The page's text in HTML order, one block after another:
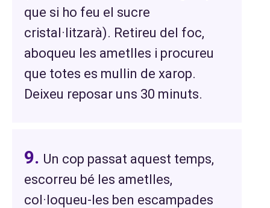
que si ho feu el sucre
cristal·litzarà). Retireu del foc,
aboqueu les ametlles i procureu
que totes es mullin de xarop.
Deixeu reposar uns 30 minuts.
Un cop passat aquest temps,
escorreu bé les ametlles,
col·loqueu-les ben escampades